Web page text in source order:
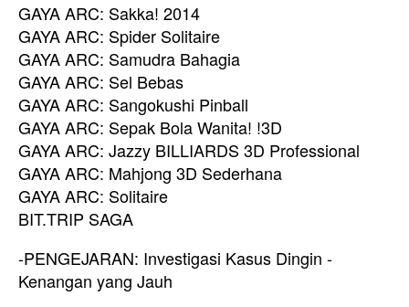
GAYA ARC: Sakka! 2014
GAYA ARC: Spider Solitaire
GAYA ARC: Samudra Bahagia
GAYA ARC: Sel Bebas
GAYA ARC: Sangokushi Pinball
GAYA ARC: Sepak Bola Wanita! !3D
GAYA ARC: Jazzy BILLIARDS 3D Professional
GAYA ARC: Mahjong 3D Sederhana
GAYA ARC: Solitaire
BIT.TRIP SAGA
-PENGEJARAN: Investigasi Kasus Dingin -
Kenangan yang Jauh